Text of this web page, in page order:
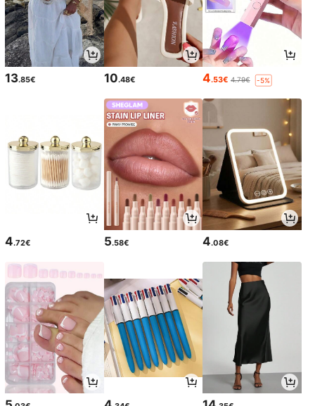
13.85€ 10.48€ 4.53€ 4.79€ -5%
4.72€ 5.58€ 4.08€